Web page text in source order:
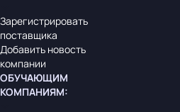
Зарегистрировать
поставщика
Добавить новость
компании
ОБУЧАЮЩИМ
КОМПАНИЯМ: